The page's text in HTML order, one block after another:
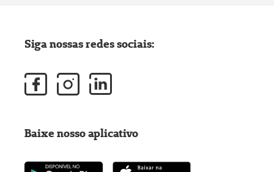
Siga nossas redes sociais:
Baixe nosso aplicativo